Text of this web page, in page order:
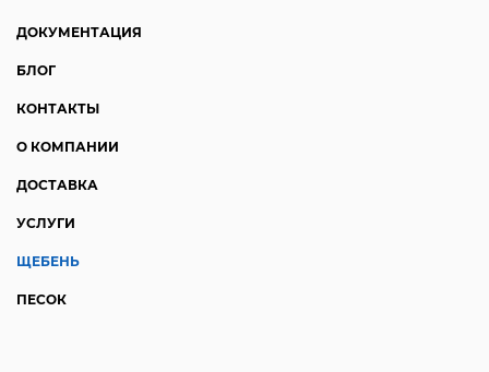
ДОКУМЕНТАЦИЯ
БЛОГ
КОНТАКТЫ
О КОМПАНИИ
ДОСТАВКА
УСЛУГИ
ЩЕБЕНЬ
ПЕСОК